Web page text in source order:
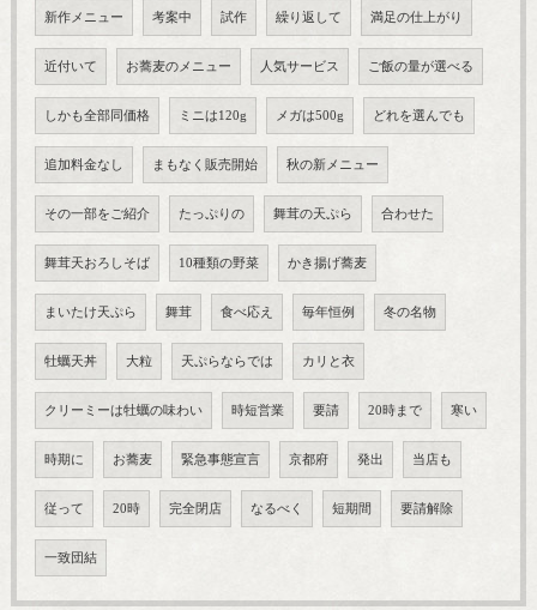
新作メニュー 考案中 試作 繰り返して 満足の仕上がり
近付いて お蕎麦のメニュー 人気サービス ご飯の量が選べる
しかも全部同価格 ミニは120g メガは500g どれを選んでも
追加料金なし まもなく販売開始 秋の新メニュー
その一部をご紹介 たっぷりの 舞茸の天ぷら 合わせた
舞茸天おろしそば 10種類の野菜 かき揚げ蕎麦
まいたけ天ぷら 舞茸 食べ応え 毎年恒例 冬の名物
牡蠣天丼 大粒 天ぷらならでは カリと衣
クリーミーは牡蠣の味わい 時短営業 要請 20時まで 寒い
時期に お蕎麦 緊急事態宣言 京都府 発出 当店も
従って 20時 完全閉店 なるべく 短期間 要請解除
一致団結